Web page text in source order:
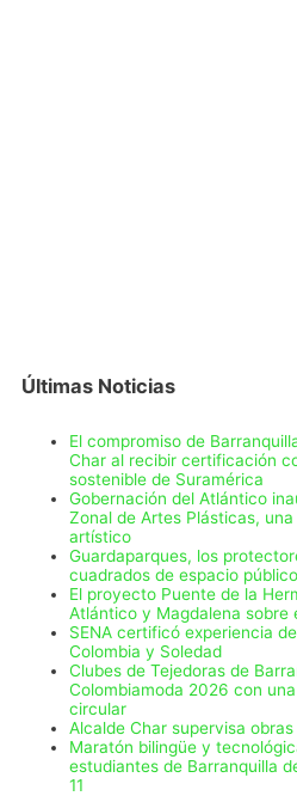
Últimas Noticias
El compromiso de
Char al recibir certificación
sostenible de Suramérica
Gobernación del Atlántico
Zonal de Artes Plásticas,
artístico
Guardaparques, los
cuadrados de espacio
El proyecto Puente de la
Atlántico y Magdalena sobre
SENA certificó experiencia
Colombia y Soledad
Clubes de Tejedoras de
Colombiamoda 2026 con
circular
Alcalde Char supervisa
Maratón bilingüe y
estudiantes de Barranquilla
11